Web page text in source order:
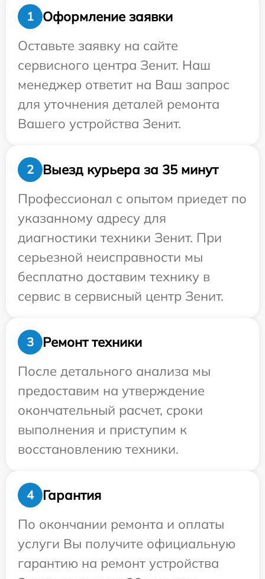
1
Оформление заявки
Оставьте заявку на сайте
сервисного центра Зенит. Наш
менеджер ответит на Ваш запрос
для уточнения деталей ремонта
Вашего устройства Зенит.
2
Выезд курьера за 35 минут
Профессионал с опытом приедет по
указанному адресу для
диагностики техники Зенит. При
серьезной неисправности мы
бесплатно доставим технику в
сервис в сервисный центр Зенит.
3
Ремонт техники
После детального анализа мы
предоставим на утверждение
окончательный расчет, сроки
выполнения и приступим к
восстановлению техники.
4
Гарантия
По окончании ремонта и оплаты
услуги Вы получите официальную
гарантию на ремонт устройства